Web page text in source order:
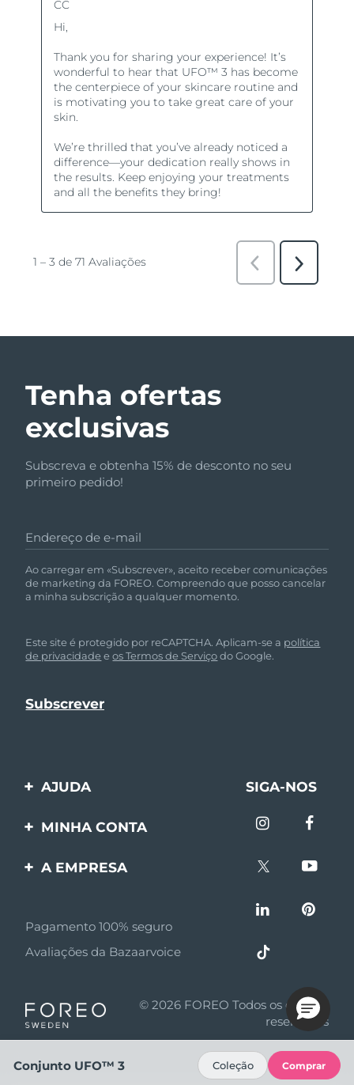
Tenha ofertas
exclusivas
Subscreva e obtenha 15% de desconto no seu
primeiro pedido!
Endereço de e-mail
Ao carregar em «Subscrever», aceito receber comunicações
de marketing da FOREO. Compreendo que posso cancelar
a minha subscrição a qualquer momento.
Este site é protegido por reCAPTCHA. Aplicam-se a política
de privacidade eos Termos de Serviçodo Google.
AJUDA
Entre em contato
SIGA-NOS
MINHA CONTA
Registro de produto
A EMPRESA
Afiliados
Notícias de afiliados
Parceiro minoritário
Pagamento 100% seguro
Avaliações da Bazaarvoice
© 2026 FOREO Todos os direitos
reservados
Conjunto UFO™ 3 Coleção Comprar